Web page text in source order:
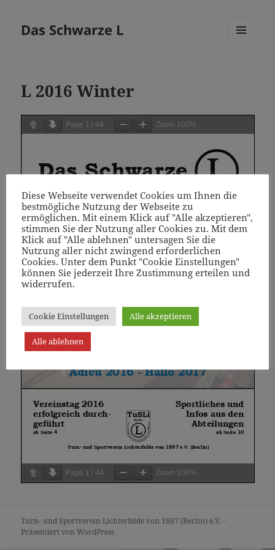
Das Schwarze L
L 2016 Winter
Page 1 /44 Zoom 100%
Page 1 /44 Zoom 100%
Turn- und Sportverein Lichterfelde von 1887 (Berlin) e.V. -
Präsentiert von WordPress
Diese Webseite verwendet Cookies um Ihnen die
bestmögliche Nutzung der Webseite zu
ermöglichen. Mit einem Klick auf "Alle akzeptieren",
stimmen Sie der Nutzung aller Cookies zu. Mit dem
Klick auf "Alle ablehnen" untersagen Sie die
Nutzung aller nicht zwingend erforderlichen
Cookies. Unter dem Punkt "Cookie Einstellungen"
können Sie jederzeit Ihre Zustimmung erteilen und
widerrufen.
Cookie Einstellungen Alle akzeptieren
Alle ablehnen